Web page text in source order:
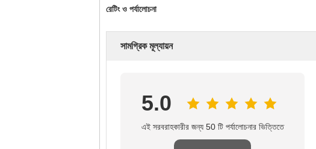
রেটিং ও পর্যালোচনা
সামগ্রিক মূল্যায়ন
5.0
এই সরবরাহকারীর জন্য 50 টি পর্যালোচনার ভিত্তিতে